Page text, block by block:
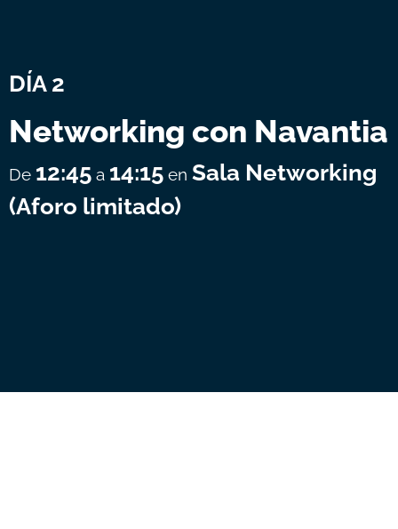
DÍA 2
Networking con Navantia
De 12:45 a 14:15 en Sala Networking
(Aforo limitado)